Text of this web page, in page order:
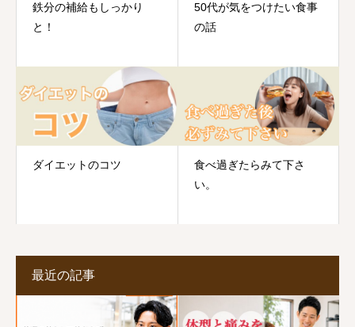
鉄分の補給もしっかり
と！
50代が気をつけたい食事
の話
ダイエットのコツ
食べ過ぎたらみて下さ
い。
最近の記事